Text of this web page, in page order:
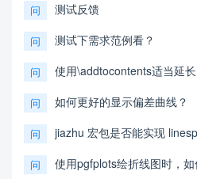
问 测试反馈
问 测试下需求范例看？
问 使用\addtocontents适当延
问 如何更好的显示偏差曲线？
问 jiazhu 宏包是否能实现
问 使用pgfplots绘折线图时，